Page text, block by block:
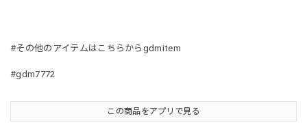
#その他のアイテムはこちらからgdmitem
#gdm7772
この商品をアプリで見る